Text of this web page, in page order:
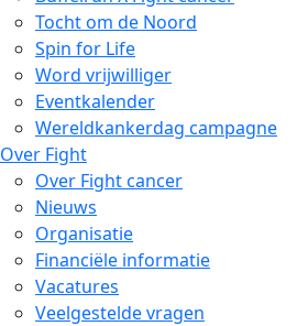
Tocht om de Noord
Spin for Life
Word vrijwilliger
Eventkalender
Wereldkankerdag campagne
Over Fight
Over Fight cancer
Nieuws
Organisatie
Financiële informatie
Vacatures
Veelgestelde vragen